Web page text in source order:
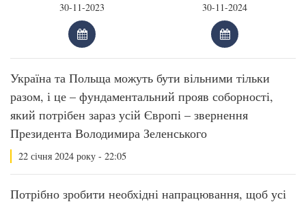
Україна та Польща можуть бути вільними тільки
разом, і це – фундаментальний прояв соборності,
який потрібен зараз усій Європі – звернення
Президента Володимира Зеленського
22 січня 2024 року - 22:05
Потрібно зробити необхідні напрацювання, щоб усі